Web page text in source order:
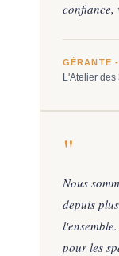
confiance,
GÉRANTE
L'Atelier des
"
Nous
depuis
pour les